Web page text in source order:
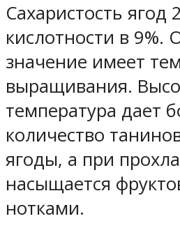
Сахаристость ягод
кислотности в 9%.
значение имеет
выращивания.
температура дает
количество
ягоды, а при
насыщается
нотками.